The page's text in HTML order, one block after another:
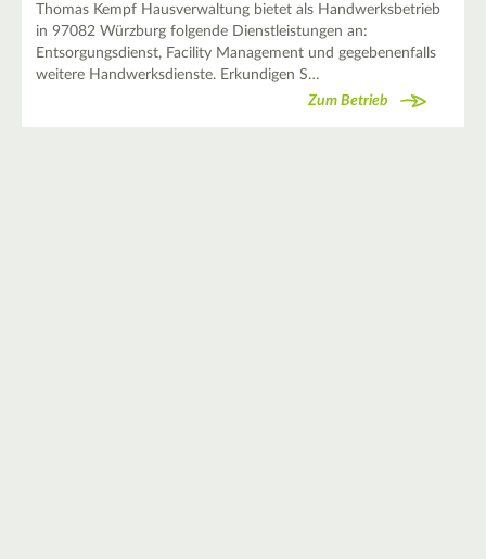
Thomas Kempf Hausverwaltung bietet als Handwerksbetrieb
in 97082 Würzburg folgende Dienstleistungen an:
Entsorgungsdienst, Facility Management und gegebenenfalls
weitere Handwerksdienste. Erkundigen S…
Zum Betrieb